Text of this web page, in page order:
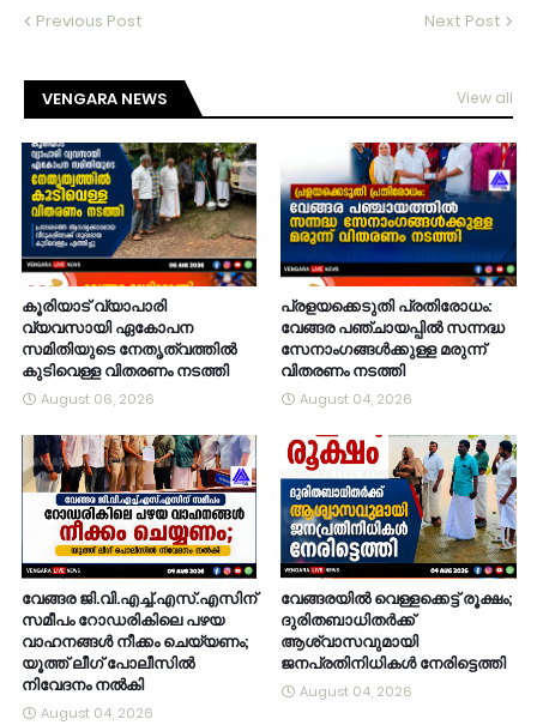
Previous Post Next Post
VENGARA NEWS View all
കൂരിയാട് വ്യാപാരി
വ്യവസായി ഏകോപന
സമിതിയുടെ നേതൃത്വത്തിൽ
കുടിവെള്ള വിതരണം നടത്തി
August 06, 2026
പ്രളയക്കെടുതി പ്രതിരോധം:
വേങ്ങര പഞ്ചായപ്പിൽ സന്നദ്ധ
സേനാംഗങ്ങൾക്കുള്ള മരുന്ന്
വിതരണം നടത്തി
August 04, 2026
വേങ്ങര ജി.വി.എച്ച്.എസ്.എസിന്
സമീപം റോഡരികിലെ പഴയ
വാഹനങ്ങൾ നീക്കം ചെയ്യണം;
യൂത്ത് ലീഗ് പോലീസിൽ
നിവേദനം നൽകി
August 04, 2026
വേങ്ങരയിൽ വെള്ളക്കെട്ട് രൂക്ഷം;
ദുരിതബാധിതർക്ക്
ആശ്വാസവുമായി
ജനപ്രതിനിധികൾ നേരിട്ടെത്തി
August 04, 2026